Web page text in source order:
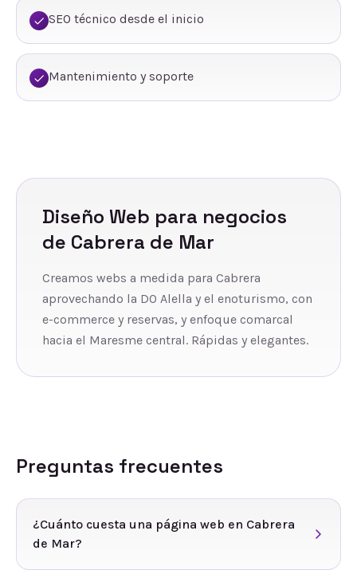
SEO técnico desde el inicio
Mantenimiento y soporte
Diseño Web para negocios
de Cabrera de Mar
Creamos webs a medida para Cabrera
aprovechando la DO Alella y el enoturismo, con
e-commerce y reservas, y enfoque comarcal
hacia el Maresme central. Rápidas y elegantes.
Preguntas frecuentes
¿Cuánto cuesta una página web en Cabrera
de Mar?